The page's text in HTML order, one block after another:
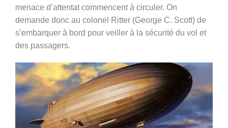
menace d’attentat commencent à circuler. On
demande donc au colonel Ritter (George C. Scott) de
s’embarquer à bord pour veiller à la sécurité du vol et
des passagers.